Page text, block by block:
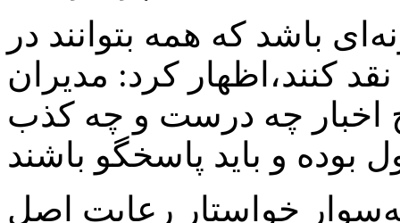
باشد که همه بتوانند در
کنند،اظهار کرد: مدیران
چه درست و چه کذب
خواستار رعایت اصل